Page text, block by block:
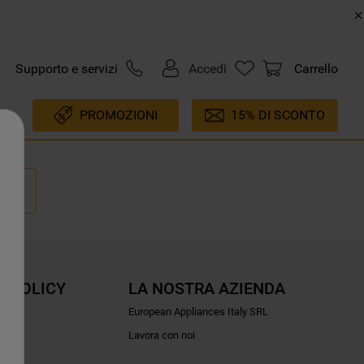
Supporto e servizi Accedi Carrello
PROMOZIONI 15% DI SCONTO
POLICY LA NOSTRA AZIENDA
European Appliances Italy SRL
Lavora con noi